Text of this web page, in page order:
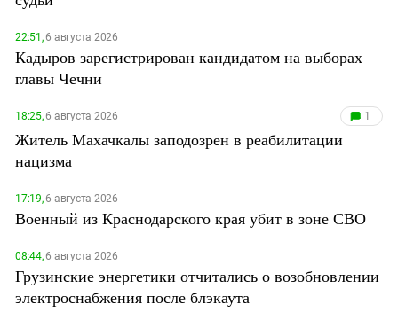
22:51,6 августа 2026
Кадыров зарегистрирован кандидатом на выборах
главы Чечни
18:25,6 августа 2026 1
Житель Махачкалы заподозрен в реабилитации
нацизма
17:19,6 августа 2026
Военный из Краснодарского края убит в зоне СВО
08:44,6 августа 2026
Грузинские энергетики отчитались о возобновлении
электроснабжения после блэкаута